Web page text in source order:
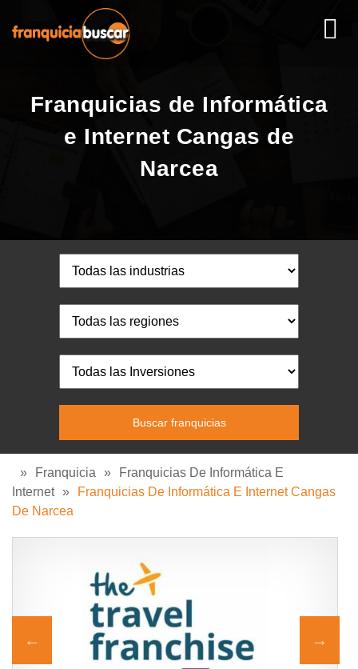
Franquicias de Informática
e Internet Cangas de
Narcea
» Franquicia »
Franquicias De Informática E
Internet »
Franquicias De Informática E Internet Cangas
De Narcea